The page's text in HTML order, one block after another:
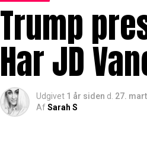
Trump
Har JD
Udgivet 1 år siden d. 27.
AfSarah S